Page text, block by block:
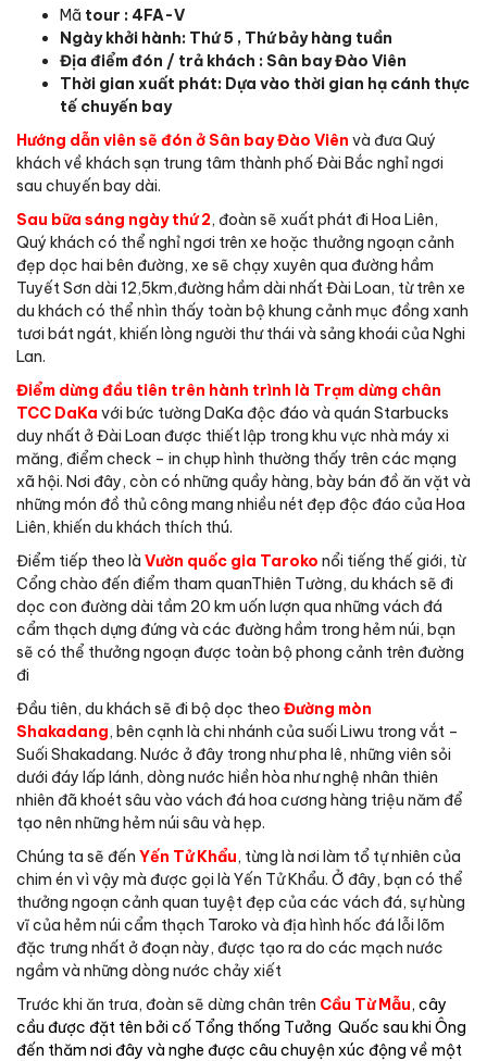
Mã tour : 4FA-V
Ngày khởi hành: Thứ 5 , Thứ bảy hàng tuần
Địa điểm đón / trả khách : Sân bay Đào Viên
Thời gian xuất phát: Dựa vào thời gian hạ cánh thực
tế chuyến bay
Hướng dẫn viên sẽ đón ở Sân bay Đào Viên và đưa Quý
khách về khách sạn trung tâm thành phố Đài Bắc nghỉ ngơi
sau chuyến bay dài.
Sau bữa sáng ngày thứ 2, đoàn sẽ xuất phát đi Hoa Liên,
Quý khách có thể nghỉ ngơi trên xe hoặc thưởng ngoạn cảnh
đẹp dọc hai bên đường, xe sẽ chạy xuyên qua đường hầm
Tuyết Sơn dài 12,5km,đường hầm dài nhất Đài Loan, từ trên xe
du khách có thể nhìn thấy toàn bộ khung cảnh mục đồng xanh
tươi bát ngát, khiến lòng người thư thái và sảng khoái của Nghi
Lan.
Điểm dừng đầu tiên trên hành trình là Trạm dừng chân
TCC DaKa với bức tường DaKa độc đáo và quán Starbucks
duy nhất ở Đài Loan được thiết lập trong khu vực nhà máy xi
măng, điểm check – in chụp hình thường thấy trên các mạng
xã hội. Nơi đây, còn có những quầy hàng, bày bán đồ ăn vặt và
những món đồ thủ công mang nhiều nét đẹp độc đáo của Hoa
Liên, khiến du khách thích thú.
Điểm tiếp theo là Vườn quốc gia Taroko nổi tiếng thế giới, từ
Cổng chào đến điểm tham quanThiên Tường, du khách sẽ đi
dọc con đường dài tầm 20 km uốn lượn qua những vách đá
cẩm thạch dựng đứng và các đường hầm trong hẻm núi, bạn
sẽ có thể thưởng ngoạn được toàn bộ phong cảnh trên đường
đi
Đầu tiên, du khách sẽ đi bộ dọc theo Đường mòn
Shakadang, bên cạnh là chi nhánh của suối Liwu trong vắt –
Suối Shakadang. Nước ở đây trong như pha lê, những viên sỏi
dưới đáy lấp lánh, dòng nước hiền hòa như nghệ nhân thiên
nhiên đã khoét sâu vào vách đá hoa cương hàng triệu năm để
tạo nên những hẻm núi sâu và hẹp.
Chúng ta sẽ đến Yến Tử Khẩu, từng là nơi làm tổ tự nhiên của
chim én vì vậy mà được gọi là Yến Tử Khẩu. Ở đây, bạn có thể
thưởng ngoạn cảnh quan tuyệt đẹp của các vách đá, sự hùng
vĩ của hẻm núi cẩm thạch Taroko và địa hình hốc đá lỗi lõm
đặc trưng nhất ở đoạn này, được tạo ra do các mạch nước
ngầm và những dòng nước chảy xiết
Trước khi ăn trưa, đoàn sẽ dừng chân trên Cầu Từ Mẫu, cây
cầu được đặt tên bởi cố Tổng thống Tưởng Quốc sau khi Ông
đến thăm nơi đây và nghe được câu chuyện xúc động về một